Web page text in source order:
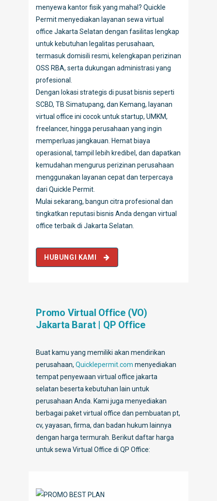
menyewa kantor fisik yang mahal? Quickle
Permit menyediakan layanan sewa virtual
office Jakarta Selatan dengan fasilitas lengkap
untuk kebutuhan legalitas perusahaan,
termasuk domisili resmi, kelengkapan perizinan
OSS RBA, serta dukungan administrasi yang
profesional.
Dengan lokasi strategis di pusat bisnis seperti
SCBD, TB Simatupang, dan Kemang, layanan
virtual office ini cocok untuk startup, UMKM,
freelancer, hingga perusahaan yang ingin
memperluas jangkauan. Hemat biaya
operasional, tampil lebih kredibel, dan dapatkan
kemudahan mengurus perizinan perusahaan
menggunakan layanan cepat dan terpercaya
dari Quickle Permit.
Mulai sekarang, bangun citra profesional dan
tingkatkan reputasi bisnis Anda dengan virtual
office terbaik di Jakarta Selatan.
HUBUNGI KAMI
Promo Virtual Office (VO)
Jakarta Barat | QP Office
Buat kamu yang memiliki akan mendirikan
perusahaan, Quicklepermit.com menyediakan
tempat penyewaan virtual office jakarta
selatan beserta kebutuhan lain untuk
perusahaan Anda. Kami juga menyediakan
berbagai paket virtual office dan pembuatan pt,
cv, yayasan, firma, dan badan hukum lainnya
dengan harga termurah. Berikut daftar harga
untuk sewa Virtual Office di QP Office: